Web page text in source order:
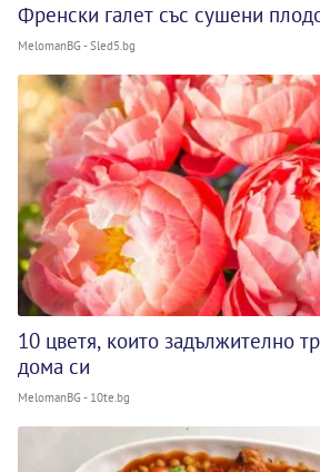
Френски галет със сушени
MelomanBG - Sled5.bg
10 цветя, които задължително
дома си
MelomanBG - 10te.bg